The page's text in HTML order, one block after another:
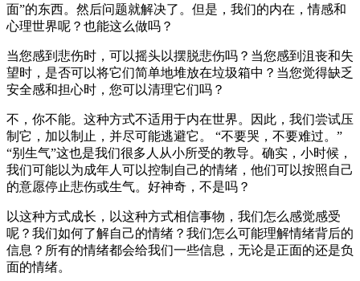
面”的东西。然后问题就解决了。但是，我们的内在，情感和
心理世界呢？也能这么做吗？
当您感到悲伤时，可以摇头以摆脱悲伤吗？当您感到沮丧和失
望时，是否可以将它们简单地堆放在垃圾箱中？当您觉得缺乏
安全感和担心时，您可以清理它们吗？
不，你不能。这种方式不适用于内在世界。因此，我们尝试压
制它，加以制止，并尽可能逃避它。 “不要哭，不要难过。”
“别生气”这也是我们很多人从小所受的教导。确实，小时候，
我们可能以为成年人可以控制自己的情绪，他们可以按照自己
的意愿停止悲伤或生气。好神奇，不是吗？
以这种方式成长，以这种方式相信事物，我们怎么感觉感受
呢？我们如何了解自己的情绪？我们怎么可能理解情绪背后的
信息？所有的情绪都会给我们一些信息，无论是正面的还是负
面的情绪。